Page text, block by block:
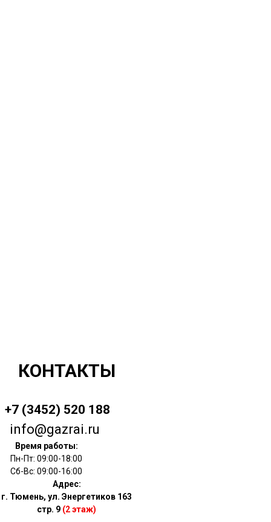
КОНТАКТЫ
+7 (3452) 520 188
info@gazrai.ru
Время работы:
Пн-Пт: 09:00-18:00
Сб-Вс: 09:00-16:00
Адрес:
г. Тюмень, ул. Энергетиков 163
стр. 9 (2 этаж)